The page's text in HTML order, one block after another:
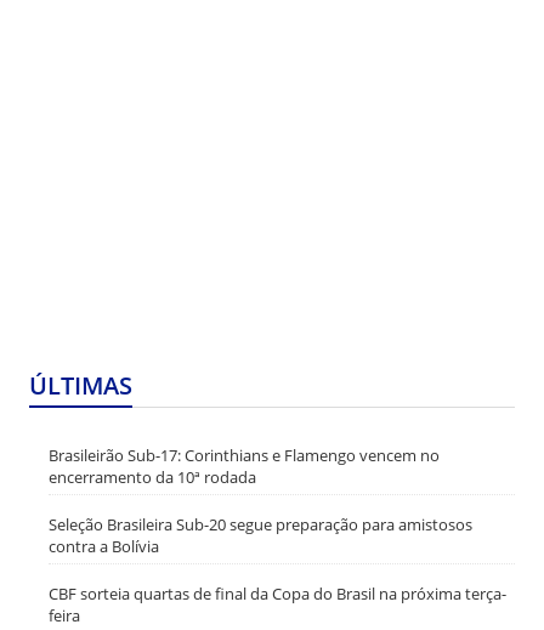
ÚLTIMAS
Brasileirão Sub-17: Corinthians e Flamengo vencem no
encerramento da 10ª rodada
Seleção Brasileira Sub-20 segue preparação para amistosos
contra a Bolívia
CBF sorteia quartas de final da Copa do Brasil na próxima terça-
feira